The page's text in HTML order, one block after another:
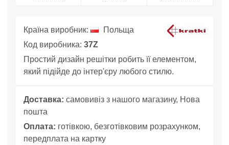
Країна виробник:
Польща
Код виробника: 37Z
Простий дизайн решітки робить її елементом,
який підійде до інтер'єру любого стилю.
Доставка: самовивіз з нашого магазину, Нова
пошта
Оплата: готівкою, безготівковим розрахунком,
передплата на картку